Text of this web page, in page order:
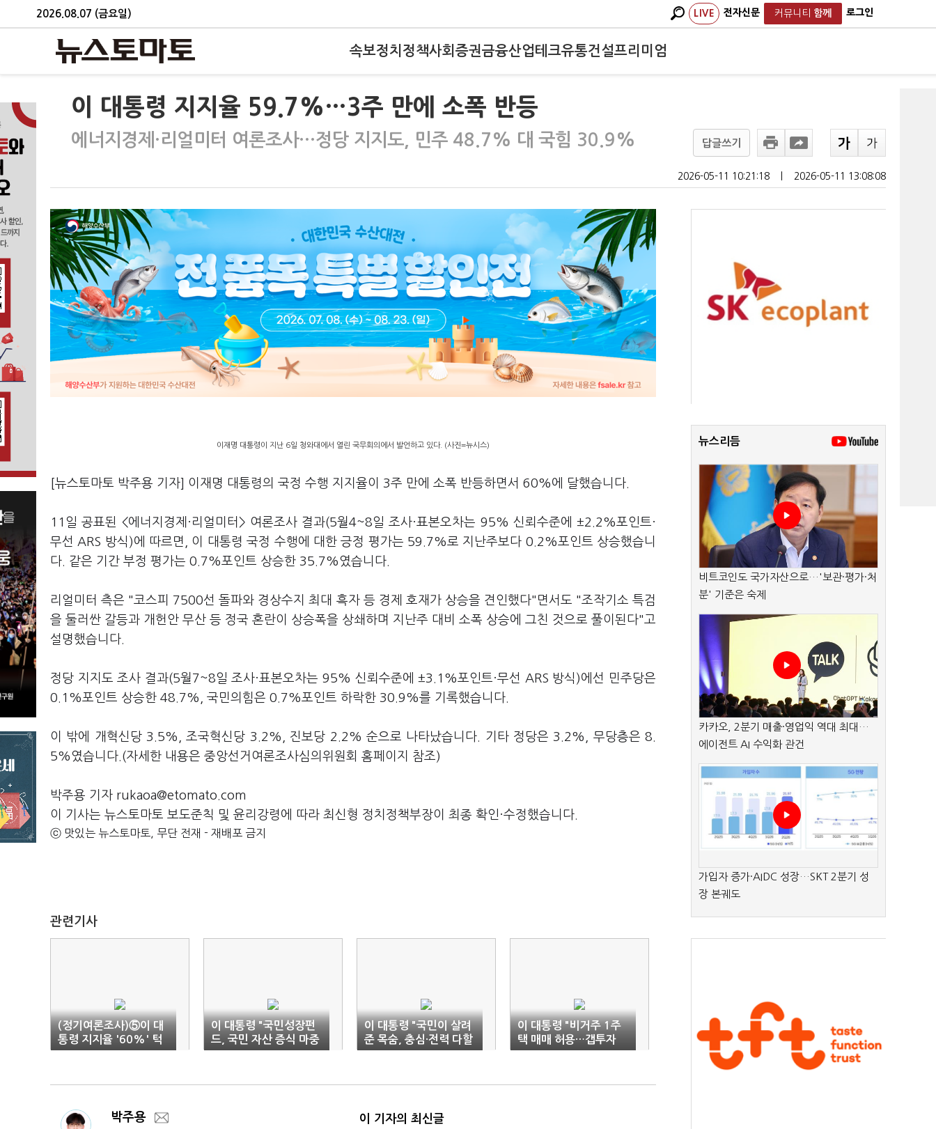
2026.08.07 (금요일) LIVE 전자신문 커뮤니티 함께 로그인
속보정치 정책사회 증권금융산업테크유통건설프리미엄
이 대통령 지지율 59.7%…3주 만에 소폭 반등
에너지경제·리얼미터 여론조사…정당 지지도, 민주 48.7% 대 국힘 30.9% 답글쓰기
2026-05-11 10:21:18 2026-05-11 13:08:08
이재명 대통령이 지난 6일 청와대에서 열린 국무회의에서 발언하고 있다. (사진=뉴시스)
[뉴스토마토 박주용 기자] 이재명 대통령의 국정 수행 지지율이 3주 만에 소폭 반등하면서 60%에 달했습니다.
11일 공표된 <에너지경제·리얼미터> 여론조사 결과(5월4~8일 조사·표본오차는 95% 신뢰수준에 ±2.2%포인트·
무선 ARS 방식)에 따르면, 이 대통령 국정 수행에 대한 긍정 평가는 59.7%로 지난주보다 0.2%포인트 상승했습니
다. 같은 기간 부정 평가는 0.7%포인트 상승한 35.7%였습니다.
리얼미터 측은 "코스피 7500선 돌파와 경상수지 최대 흑자 등 경제 호재가 상승을 견인했다"면서도 "조작기소 특검
을 둘러싼 갈등과 개헌안 무산 등 정국 혼란이 상승폭을 상쇄하며 지난주 대비 소폭 상승에 그친 것으로 풀이된다"고
설명했습니다.
정당 지지도 조사 결과(5월7~8일 조사·표본오차는 95% 신뢰수준에 ±3.1%포인트·무선 ARS 방식)에선 민주당은
0.1%포인트 상승한 48.7%, 국민의힘은 0.7%포인트 하락한 30.9%를 기록했습니다.
이 밖에 개혁신당 3.5%, 조국혁신당 3.2%, 진보당 2.2% 순으로 나타났습니다. 기타 정당은 3.2%, 무당층은 8.
5%였습니다.(자세한 내용은 중앙선거여론조사심의위원회 홈페이지 참조)
박주용 기자 rukaoa@etomato.com
이 기사는 뉴스토마토 보도준칙 및 윤리강령에 따라 최신형 정치정책부장이 최종 확인·수정했습니다.
ⓒ 맛있는 뉴스토마토, 무단 전재 - 재배포 금지
관련기사
(정기여론조사)⑤이 대
통령 지지율 '60%' 턱
걸이
이 대통령 "국민성장펀
드, 국민 자산 증식 마중
물…산업 활력도"
이 대통령 "국민이 살려
준 목숨, 충심·전력 다할
것"
이 대통령 "비거주 1주
택 매매 허용…갭투자
허용은 '억까'"
박주용 이 기자의 최신글
뉴스리듬
비트코인도 국가자산으로…'보관·평가·처
분' 기준은 숙제
카카오, 2분기 매출·영업익 역대 최대…
에이전트 AI 수익화 관건
가입자 증가·AIDC 성장…SKT 2분기 성
장 본궤도